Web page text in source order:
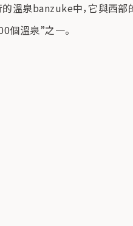
的溫泉banzuke中，它與西
個溫泉”之一。